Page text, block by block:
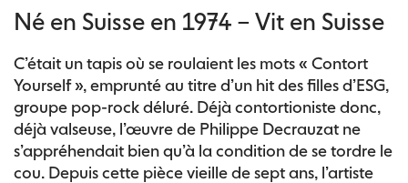
content
Né en Suisse en 1974 – Vit en Suisse
C’était un tapis où se roulaient les mots « Contort
Yourself », emprunté au titre d’un hit des filles d’ESG,
groupe pop-rock déluré. Déjà contortioniste donc,
déjà valseuse, l’œuvre de Philippe Decrauzat ne
s’appréhendait bien qu’à la condition de se tordre le
cou. Depuis cette pièce vieille de sept ans, l’artiste